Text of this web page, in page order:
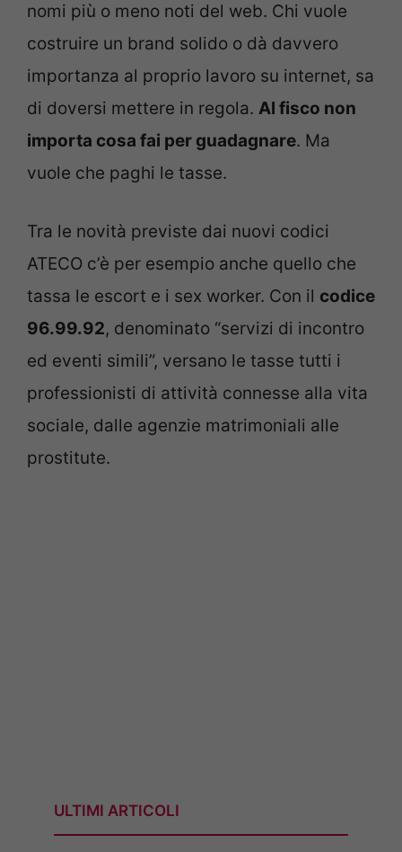
nomi più o meno noti del web. Chi vuole
costruire un brand solido o dà davvero
importanza al proprio lavoro su internet, sa
di doversi mettere in regola. Al fisco non
importa cosa fai per guadagnare. Ma
vuole che paghi le tasse.
Tra le novità previste dai nuovi codici
ATECO c’è per esempio anche quello che
tassa le escort e i sex worker. Con il codice
96.99.92, denominato “servizi di incontro
ed eventi simili”, versano le tasse tutti i
professionisti di attività connesse alla vita
sociale, dalle agenzie matrimoniali alle
prostitute.
ULTIMI ARTICOLI